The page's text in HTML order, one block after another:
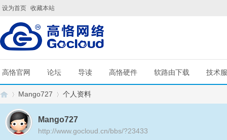
设为首页 收藏本站
高恪官网 论坛 导读 高恪硬件 软路由下载 技术
Mango727 个人资料
Mango727
http://www.gocloud.cn/bbs/?23433